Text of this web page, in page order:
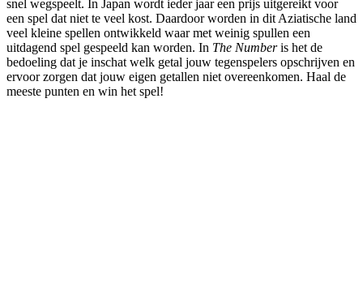
snel wegspeelt. In Japan wordt ieder jaar een prijs uitgereikt voor
een spel dat niet te veel kost. Daardoor worden in dit Aziatische land
veel kleine spellen ontwikkeld waar met weinig spullen een
uitdagend spel gespeeld kan worden. In The Numberis het de
bedoeling dat je inschat welk getal jouw tegenspelers opschrijven en
ervoor zorgen dat jouw eigen getallen niet overeenkomen. Haal de
meeste punten en win het spel!